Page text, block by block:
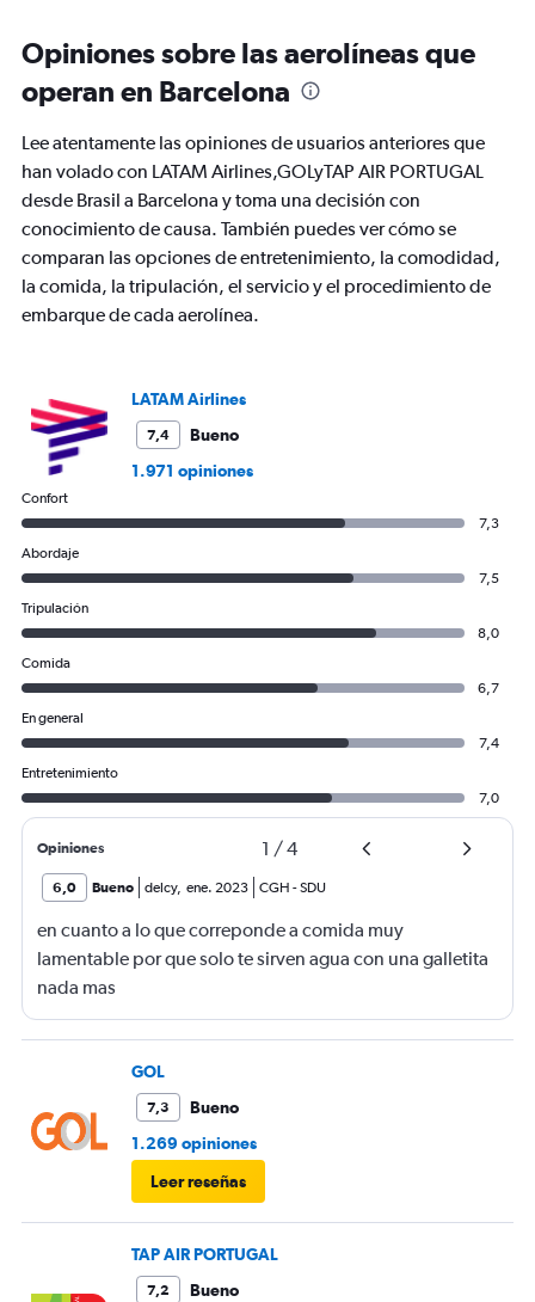
Range:
91
categories.
The
chart
1
Y
axis
displaying
values.
Range:
0
Opiniones sobre las aerolíneas que
operan en Barcelona
Lee atentamente las opiniones de usuarios anteriores que
han volado con LATAM Airlines,GOLyTAP AIR PORTUGAL
desde Brasil a Barcelona y toma una decisión con
conocimiento de causa. También puedes ver cómo se
comparan las opciones de entretenimiento, la comodidad,
la comida, la tripulación, el servicio y el procedimiento de
embarque de cada aerolínea.
LATAM Airlines
7,4
Bueno
1.971 opiniones
Confort
7,3
Abordaje
7,5
Tripulación
8,0
Comida
6,7
En general
7,4
Entretenimiento
7,0
Opiniones 1 /4
6,0 Bueno delcy, ene. 2023 CGH -SDU
en cuanto a lo que correponde a comida muy
lamentable por que solo te sirven agua con una galletita
nada mas
GOL
7,3
Bueno
1.269 opiniones
Leer reseñas
TAP AIR PORTUGAL
7,2
Bueno